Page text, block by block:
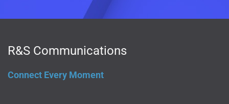
R&S Communications
Connect Every Moment